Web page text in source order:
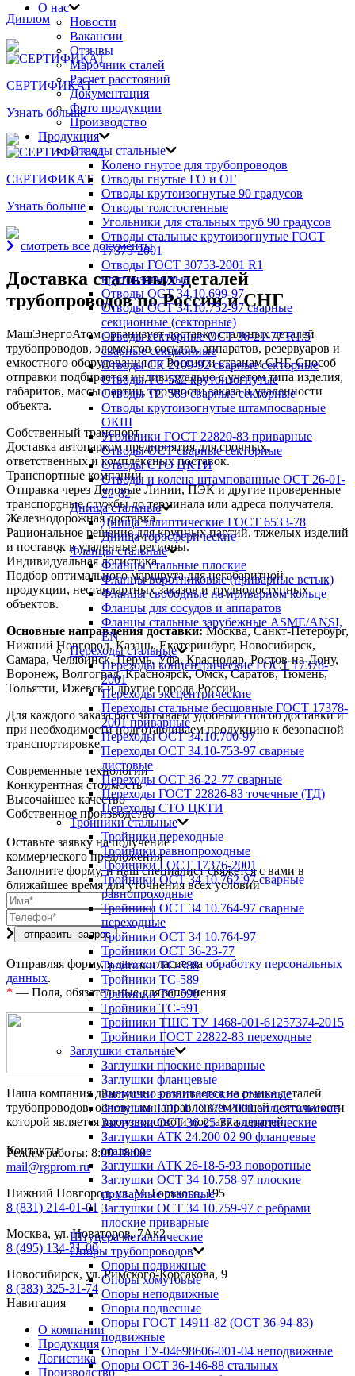
Диплом
СЕРТИФИКАТ
Узнать больше
СЕРТИФИКАТ
Узнать больше
смотреть все документы
Доставка стальных деталей
трубопроводов по России и СНГ
МашЭнергоАтом организует доставку стальных деталей
трубопроводов, элементов сосудов, аппаратов, резервуаров и
емкостного оборудования по России и странам СНГ. Способ
отправки подбирается индивидуально с учетом типа изделия,
габаритов, массы партии, срочности заказа и удаленности
объекта.
Собственный транспорт
Доставка автопарком предприятия для срочных,
ответственных и комплексных поставок.
Транспортные компании
Отправка через Деловые Линии, ПЭК и другие проверенные
транспортные службы до терминала или адреса получателя.
Железнодорожная доставка
Рациональное решение для крупных партий, тяжелых изделий
и поставок в удаленные регионы.
Индивидуальная логистика
Подбор оптимального маршрута для негабаритной
продукции, нестандартных заказов и труднодоступных
объектов.
Основные направления доставки:Москва, Санкт-Петербург,
Нижний Новгород, Казань, Екатеринбург, Новосибирск,
Самара, Челябинск, Пермь, Уфа, Краснодар, Ростов-на-Дону,
Воронеж, Волгоград, Красноярск, Омск, Саратов, Тюмень,
Тольятти, Ижевск и другие города России.
Для каждого заказа рассчитываем удобный способ доставки и
при необходимости подготавливаем продукцию к безопасной
транспортировке.
Современные технологии
Конкурентная стоимость
Высочайшее качество
Собственное производство
Оставьте заявку на получение
коммерческого предложения
Заполните форму, и наш специалист свяжется с вами в
ближайшее время для уточнения всех условий
Отправляя форму, я даю согласие на обработку персональных
данных.
* — Поля, обязательные для заполнения
Наша компания динамично развивается на рынке деталей
трубопроводов, основным направлением нашей деятельности
которой является производство и поставка деталей.
Контакты
Режим работы: 8:00-18:00
mail@rgprom.ru
Нижний Новгород, ул. М. Горького, 195
8 (831) 214-01-01
Москва, ул. Новаторов, 7Ак2
8 (495) 134-31-00
Новосибирск, ул. Римского-Корсакова, 9
8 (383) 325-31-74
Навигация
О компании
Продукция
Логистика
Производство
О нас
Новости
Вакансии
Отзывы
Марочник сталей
Расчет расстояний
Документация
Фото продукции
Производство
Продукция
Отводы стальные
Колено гнутое для трубопроводов
Отводы гнутые ГО и ОГ
Отводы крутоизогнутые 90 градусов
Отводы толстостенные
Угольники для стальных труб 90 градусов
Отводы стальные крутоизогнутые ГОСТ
17375-2001
Отводы ГОСТ 30753-2001 R1
крутоизогнутые
Отводы ОСТ 34.10.699-97
Отводы ОСТ 34.10.752-97 сварные
секционные (секторные)
Отводы секторные ОСТ 36-21-77 R1.5
сварные секционные
Отводы СК 2109-92 сварные секторные
Отводы ТС-582 крутоизогнутые
Отводы ТС-583 сварные секторные
Отводы крутоизогнутые штампосварные
ОКШ
Угольники ГОСТ 22820-83 приварные
Отводы ОСТ сварные секторные
Отводы СТО ЦКТИ
Отводы и колена штампованные ОСТ 26-01-
22-82
Днища стальные
Днища эллиптические ГОСТ 6533-78
Днища торосферические
Фланцы стальные
Фланцы стальные плоские
Фланцы воротниковые (приварные встык)
Фланцы свободные на приварном кольце
Фланцы для сосудов и аппаратов
Фланцы стальные зарубежные ASME/ANSI,
EN
Переходы стальные
Переходы концентрические ГОСТ 17378-
2001
Переходы эксцентрические
Переходы стальные бесшовные ГОСТ 17378-
2001 приварные
Переходы ОСТ 34.10.700-97
Переходы ОСТ 34.10-753-97 сварные
листовые
Переходы ОСТ 36-22-77 сварные
Переходы ГОСТ 22826-83 точечные (ТД)
Переходы СТО ЦКТИ
Тройники стальные
Тройники переходные
Тройники равнопроходные
Тройники ГОСТ 17376-2001
Тройники ОСТ 34 10.762-97 сварные
равнопроходные
Тройники ОСТ 34 10.764-97 сварные
переходные
Тройники ОСТ 34 10.764-97
Тройники ОСТ 36-23-77
Тройники ТС-588
Тройники ТС-589
Тройники ТС-590
Тройники ТС-591
Тройники ТШС ТУ 1468-001-61257374-2015
Тройники ГОСТ 22822-83 переходные
Заглушки стальные
Заглушки плоские приварные
Заглушки фланцевые
Заглушки эллиптические стальные
Заглушки ГОСТ 17379-2001 эллиптические
Заглушки ОСТ 36-25-77 эллиптические
Заглушки АТК 24.200 02 90 фланцевые
стальные
Заглушки АТК 26-18-5-93 поворотные
Заглушки ОСТ 34 10.758-97 плоские
приварные стальные
Заглушки ОСТ 34 10.759-97 с ребрами
плоские приварные
Штуцера металлические
Опоры трубопроводов
Опоры подвижные
Опоры хомутовые
Опоры неподвижные
Опоры подвесные
Опоры ГОСТ 14911-82 (ОСТ 36-94-83)
подвижные
Опоры ТУ-04698606-001-04 неподвижные
Опоры ОСТ 36-146-88 стальных